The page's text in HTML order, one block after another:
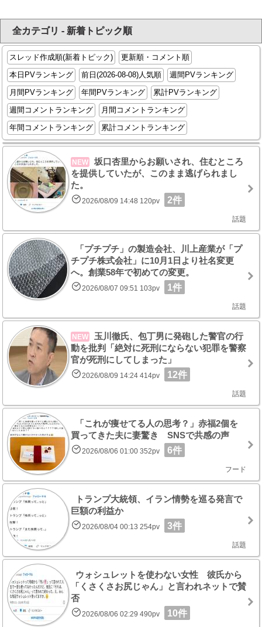
全カテゴリ - 新着トピック順
スレッド作成順(新着トピック)
更新順・コメント順
本日PVランキング
前日(2026-08-08)人気順
週間PVランキング
月間PVランキング
年間PVランキング
累計PVランキング
週間コメントランキング
月間コメントランキング
年間コメントランキング
累計コメントランキング
NEW
坂口杏里からお願いされ、住むところ
を提供していたが、このまま逃げられまし
た。
2026/08/09 14:48 120pv 2件
話題
「プチプチ」の製造会社、川上産業が「プ
チプチ株式会社」に10月1日より社名変更
へ。創業58年で初めての変更。
2026/08/07 09:51 103pv 1件
話題
NEW
玉川徹氏、包丁男に発砲した警官の行
動を批判「絶対に死刑にならない犯罪を警察
官が死刑にしてしまった」
2026/08/09 14:24 414pv 12件
話題
「これが痩せてる人の思考？」赤福2個を
買ってきた夫に妻驚き SNSで共感の声
2026/08/06 01:00 352pv 6件
フード
トランプ大統領、イラン情勢を巡る発言で
巨額の利益か
2026/08/04 00:13 254pv 3件
話題
ウォシュレットを使わない女性 彼氏から
「くさくさお尻じゃん」と言われネットで賛
否
2026/08/06 02:29 490pv 10件